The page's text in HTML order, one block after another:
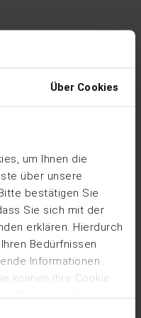
Über Cookies
um Ihnen die
über unsere
bestätigen Sie
Sie sich mit der
erklären. Hierdurch
Bedürfnissen
Informationen
können Ihre Cookie
dem
Redispatch-
Aufwendungsersatz